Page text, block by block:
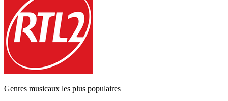
Genres musicaux les plus populaires